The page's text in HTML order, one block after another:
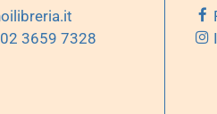
3659 7328